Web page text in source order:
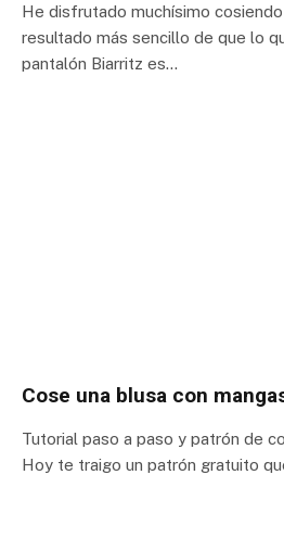
He disfrutado muchísimo
resultado más sencillo de que lo
pantalón Biarritz es…
Cose una blusa con
Tutorial paso a paso y patrón de
Hoy te traigo un patrón gratuito